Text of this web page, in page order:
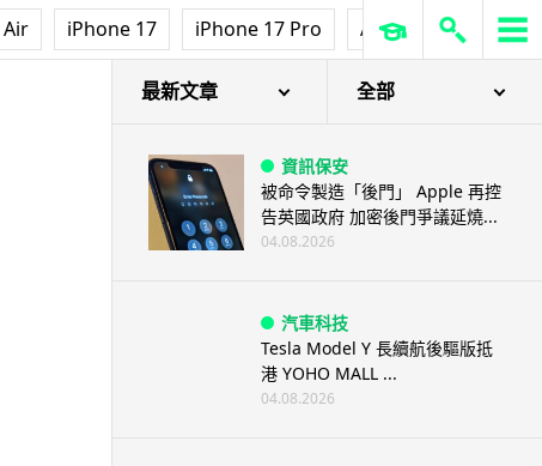
iPhone 17 iPhone 17 Pro AirPods Pro 3
最新文章 全部
資訊保安
被命令製造「後門」 Apple 再控
告英國政府 加密後門爭議延燒...
04.08.2026
汽車科技
Tesla Model Y 長續航後驅版抵
港 YOHO MALL ...
04.08.2026